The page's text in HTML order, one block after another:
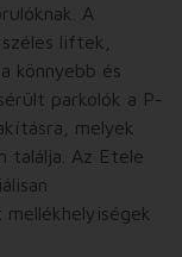
A
liftek,
könnyebb és
parkolók a P-
melyek
találja. Az Etele